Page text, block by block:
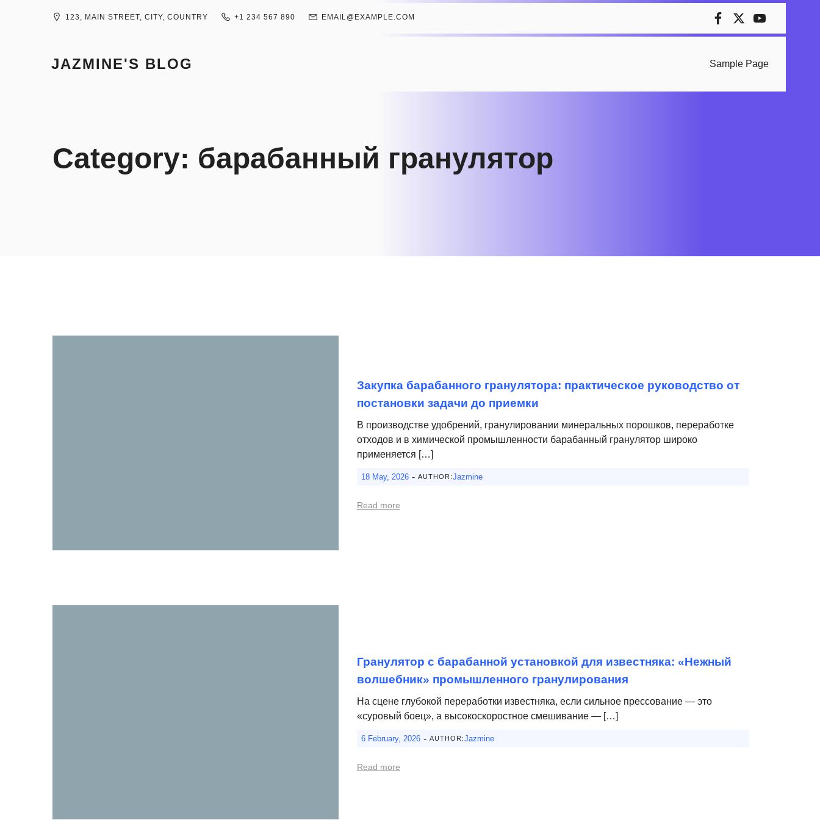
123, MAIN STREET, CITY, COUNTRY +1 234 567 890 EMAIL@EXAMPLE.COM
JAZMINE'S BLOG Sample Page
Category: барабанный гранулятор
Закупка барабанного гранулятора: практическое руководство от
постановки задачи до приемки
В производстве удобрений, гранулировании минеральных порошков, переработке
отходов и в химической промышленности барабанный гранулятор широко
применяется […]
18 May, 2026 - AUTHOR:Jazmine
Read more
Гранулятор с барабанной установкой для известняка: «Нежный
волшебник» промышленного гранулирования
На сцене глубокой переработки известняка, если сильное прессование — это
«суровый боец», а высокоскоростное смешивание — […]
6 February, 2026 - AUTHOR:Jazmine
Read more